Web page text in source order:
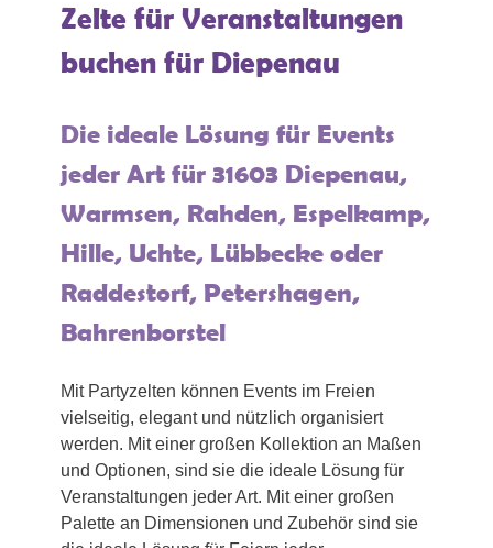
Zelte für Veranstaltungen
buchen für Diepenau
Die ideale Lösung für Events
jeder Art für 31603 Diepenau,
Warmsen, Rahden, Espelkamp,
Hille, Uchte, Lübbecke oder
Raddestorf, Petershagen,
Bahrenborstel
Mit Partyzelten können Events im Freien
vielseitig, elegant und nützlich organisiert
werden. Mit einer großen Kollektion an Maßen
und Optionen, sind sie die ideale Lösung für
Veranstaltungen jeder Art. Mit einer großen
Palette an Dimensionen und Zubehör sind sie